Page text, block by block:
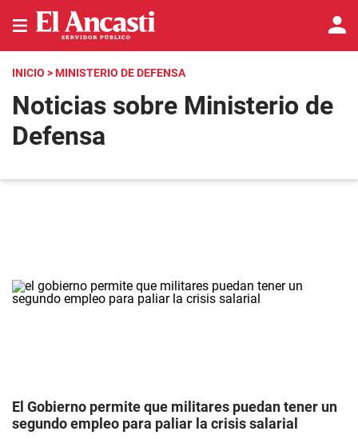
INICIO > MINISTERIO DE DEFENSA
Noticias sobre Ministerio de
Defensa
El Gobierno permite que militares puedan tener un
segundo empleo para paliar la crisis salarial